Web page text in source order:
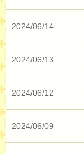
2024/06/14
2024/06/13
2024/06/12
2024/06/09